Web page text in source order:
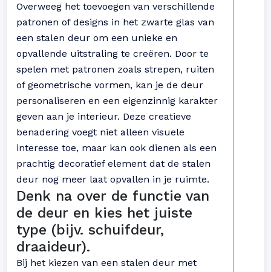
Overweeg het toevoegen van verschillende
patronen of designs in het zwarte glas van
een stalen deur om een unieke en
opvallende uitstraling te creëren. Door te
spelen met patronen zoals strepen, ruiten
of geometrische vormen, kan je de deur
personaliseren en een eigenzinnig karakter
geven aan je interieur. Deze creatieve
benadering voegt niet alleen visuele
interesse toe, maar kan ook dienen als een
prachtig decoratief element dat de stalen
deur nog meer laat opvallen in je ruimte.
Denk na over de functie van
de deur en kies het juiste
type (bijv. schuifdeur,
draaideur).
Bij het kiezen van een stalen deur met